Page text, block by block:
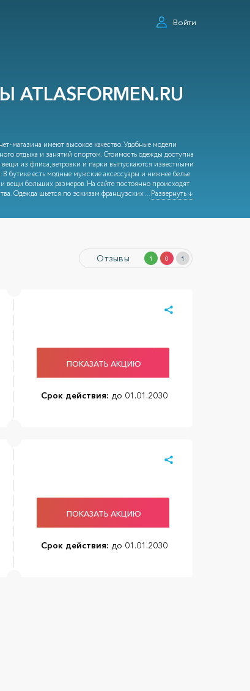
Войти
магазина имеют высокое качество. Удобные модели
отдыха и занятий спортом. Стоимость одежды доступна
из флиса, ветровки и парки выпускаются известными
бутике есть модные мужские аксессуары и нижнее белье.
больших размеров. На сайте постоянно происходят
Одежда шьется по эскизам французских...Развернуть ↓
Отзывы 1 0 1
ПОКАЗАТЬ АКЦИЮ
Срок действия: до 01.01.2030
ПОКАЗАТЬ АКЦИЮ
Срок действия: до 01.01.2030